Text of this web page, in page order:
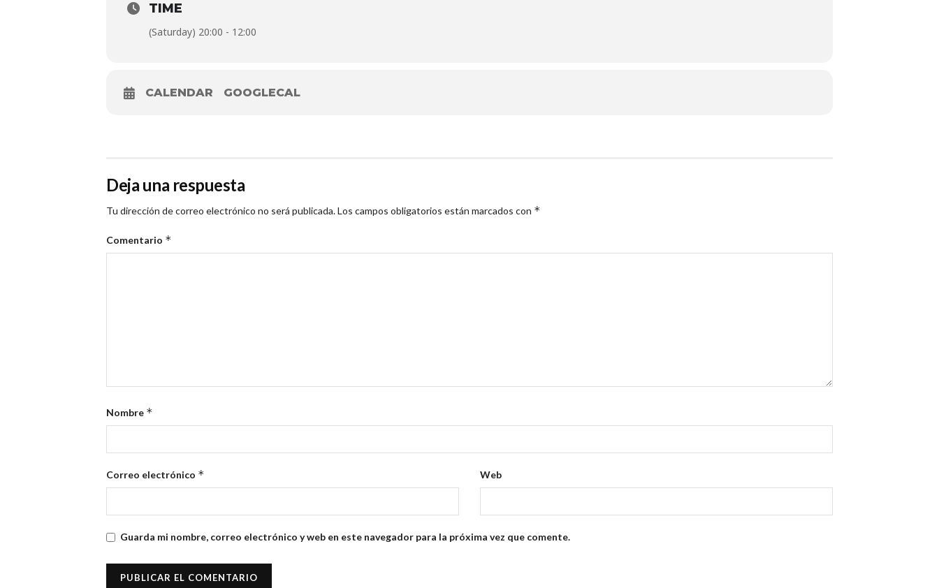
TIME
(Saturday) 20:00 - 12:00
CALENDAR GOOGLECAL
Deja una respuesta
Tu dirección de correo electrónico no será publicada.Los campos obligatorios están marcados con *
Comentario *
Nombre *
Correo electrónico * Web
Guarda mi nombre, correo electrónico y web en este navegador para la próxima vez que comente.